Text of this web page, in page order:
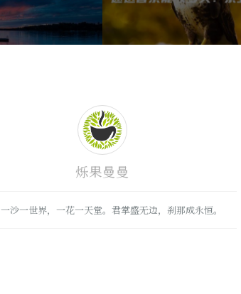
烁果曼曼
一沙一世界，一花一天堂。君掌盛无边，刹那成永恒。